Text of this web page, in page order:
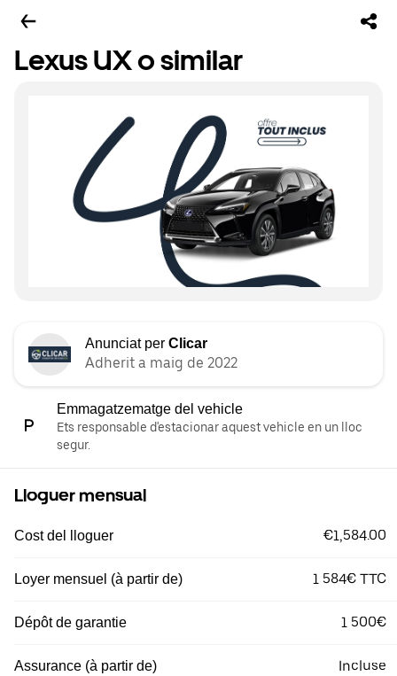
Lexus UX o similar
Anunciat per Clicar
Adherit a maig de 2022
Emmagatzematge del vehicle
Ets responsable d'estacionar aquest vehicle en un lloc
segur.
Lloguer mensual
Cost del lloguer €1,584.00
Loyer mensuel (à partir de) 1 584€ TTC
Dépôt de garantie 1 500€
Assurance (à partir de) Incluse